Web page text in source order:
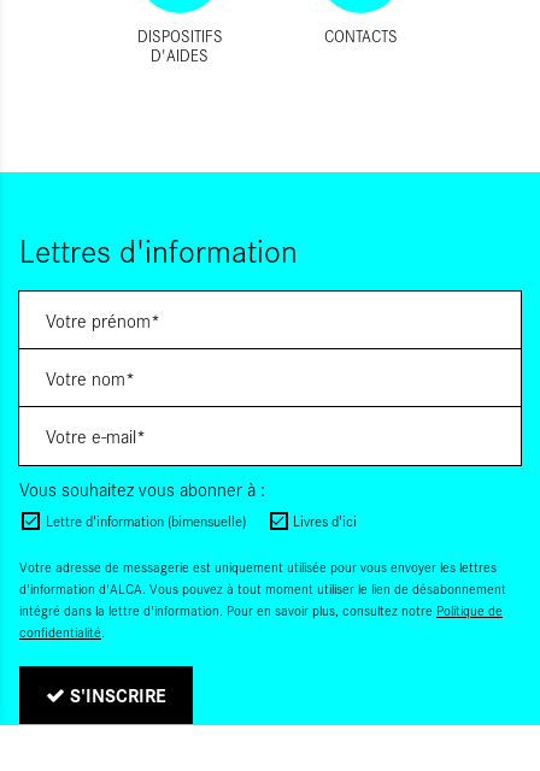
DISPOSITIFS
D'AIDES
CONTACTS
Lettres d'information
Vous souhaitez vous abonner à :
Lettre d'information (bimensuelle) Livres d'ici
Votre adresse de messagerie est uniquement utilisée pour vous envoyer les lettres
d'information d'ALCA. Vous pouvez à tout moment utiliser le lien de désabonnement
intégré dans la lettre d'information. Pour en savoir plus, consultez notre Politique de
confidentialité.
S'INSCRIRE